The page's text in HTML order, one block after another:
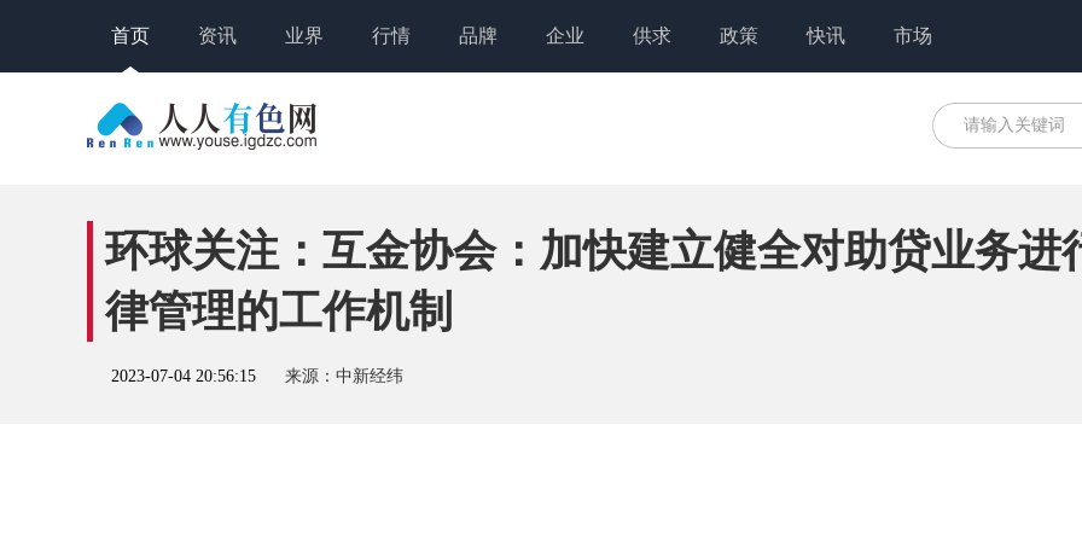
首页 资讯 业界 行情 品牌 企业 供求 政策 快讯 市场
环球关注：互金协会：加快建立健全对助贷业务进
律管理的工作机制
2023-07-04 20:56:15 来源：中新经纬